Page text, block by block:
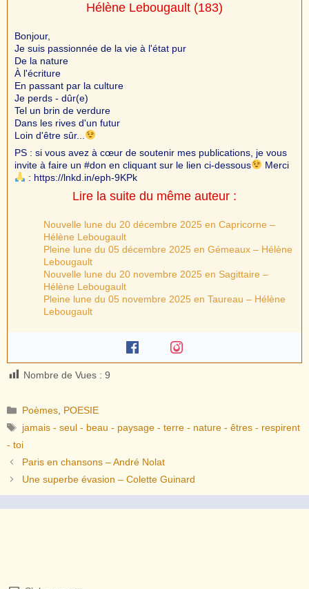
Hélène Lebougault (183)
Bonjour,
Je suis passionnée de la vie à l'état pur
De la nature
À l'écriture
En passant par la culture
Je perds - dûr(e)
Tel un brin de verdure
Dans les rives d'un futur
Loin d'être sûr...
PS : si vous avez à cœur de soutenir mes publications, je vous
invite à faire un #don en cliquant sur le lien ci-dessous
Merci
: https://lnkd.in/eph-9KPk
Lire la suite du même auteur :
Nouvelle lune du 20 décembre 2025 en Capricorne –
Hélène Lebougault
Pleine lune du 05 décembre 2025 en Gémeaux – Hélène
Lebougault
Nouvelle lune du 20 novembre 2025 en Sagittaire –
Hélène Lebougault
Pleine lune du 05 novembre 2025 en Taureau – Hélène
Lebougault
Nombre de Vues : 9
Catégories
Poèmes, POESIE
Étiquettes
jamais - seul - beau - paysage - terre - nature - êtres - respirent
- toi
Paris en chansons – André Nolat
Une superbe évasion – Colette Guinard